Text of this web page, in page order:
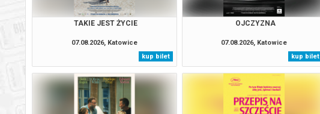
TAKIE JEST ŻYCIE
07.08.2026, Katowice
kup bilet
OJCZYZNA
07.08.2026, Katowice
kup bilet